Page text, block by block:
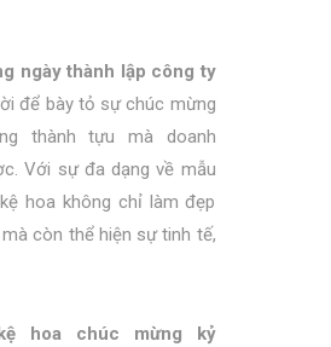
ngày thành lập công ty
để bày tỏ sự chúc mừng
thành tựu mà doanh
Với sự đa dạng về mẫu
hoa không chỉ làm đẹp
còn thể hiện sự tinh tế,
hoa chúc mừng kỷ